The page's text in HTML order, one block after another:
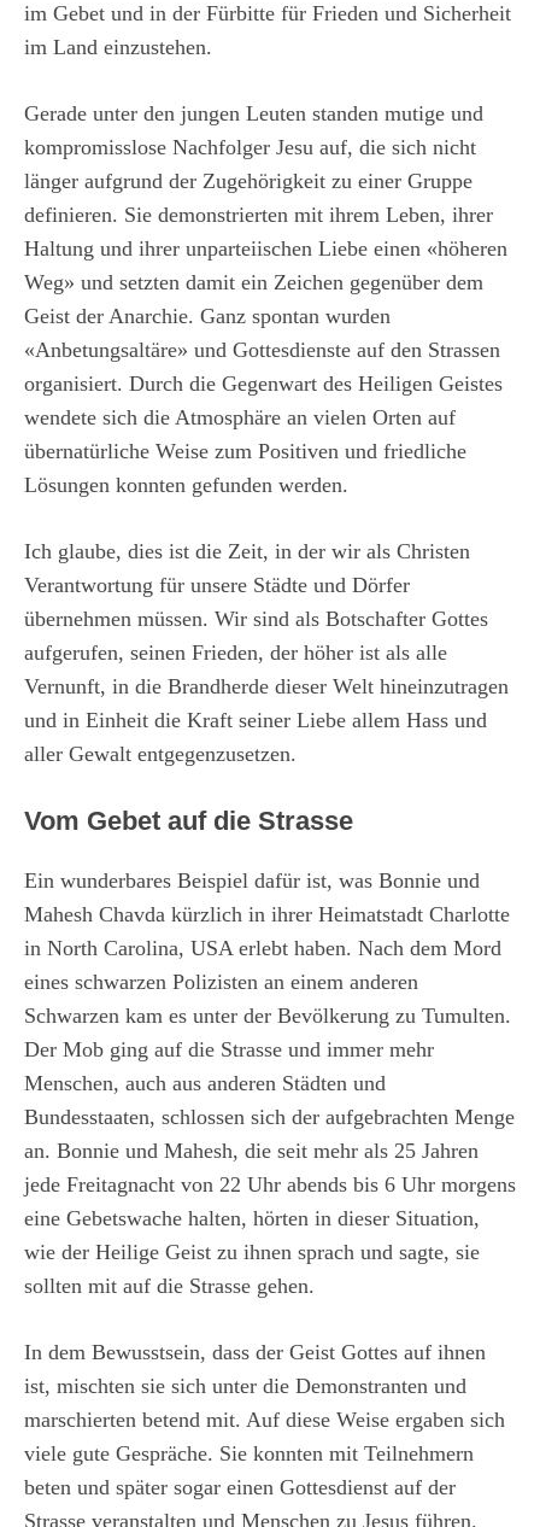
im Gebet und in der Fürbitte für Frieden und Sicherheit
im Land einzustehen.
Gerade unter den jungen Leuten standen mutige und
kompromisslose Nachfolger Jesu auf, die sich nicht
länger aufgrund der Zugehörigkeit zu einer Gruppe
definieren. Sie demonstrierten mit ihrem Leben, ihrer
Haltung und ihrer unparteiischen Liebe einen «höheren
Weg» und setzten damit ein Zeichen gegenüber dem
Geist der Anarchie. Ganz spontan wurden
«Anbetungsaltäre» und Gottesdienste auf den Strassen
organisiert. Durch die Gegenwart des Heiligen Geistes
wendete sich die Atmosphäre an vielen Orten auf
übernatürliche Weise zum Positiven und friedliche
Lösungen konnten gefunden werden.
Ich glaube, dies ist die Zeit, in der wir als Christen
Verantwortung für unsere Städte und Dörfer
übernehmen müssen. Wir sind als Botschafter Gottes
aufgerufen, seinen Frieden, der höher ist als alle
Vernunft, in die Brandherde dieser Welt hineinzutragen
und in Einheit die Kraft seiner Liebe allem Hass und
aller Gewalt entgegenzusetzen.
Vom Gebet auf die Strasse
Ein wunderbares Beispiel dafür ist, was Bonnie und
Mahesh Chavda kürzlich in ihrer Heimatstadt Charlotte
in North Carolina, USA erlebt haben. Nach dem Mord
eines schwarzen Polizisten an einem anderen
Schwarzen kam es unter der Bevölkerung zu Tumulten.
Der Mob ging auf die Strasse und immer mehr
Menschen, auch aus anderen Städten und
Bundesstaaten, schlossen sich der aufgebrachten Menge
an. Bonnie und Mahesh, die seit mehr als 25 Jahren
jede Freitagnacht von 22 Uhr abends bis 6 Uhr morgens
eine Gebetswache halten, hörten in dieser Situation,
wie der Heilige Geist zu ihnen sprach und sagte, sie
sollten mit auf die Strasse gehen.
In dem Bewusstsein, dass der Geist Gottes auf ihnen
ist, mischten sie sich unter die Demonstranten und
marschierten betend mit. Auf diese Weise ergaben sich
viele gute Gespräche. Sie konnten mit Teilnehmern
beten und später sogar einen Gottesdienst auf der
Strasse veranstalten und Menschen zu Jesus führen.